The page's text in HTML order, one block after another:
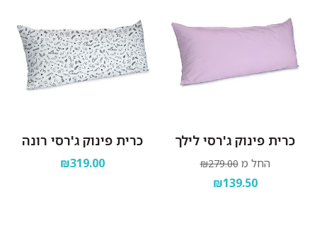
כרית פינוק ג'רסי לילך
החל מ ₪279.00
₪139.50
כרית פינוק ג'רסי רונה
₪319.00